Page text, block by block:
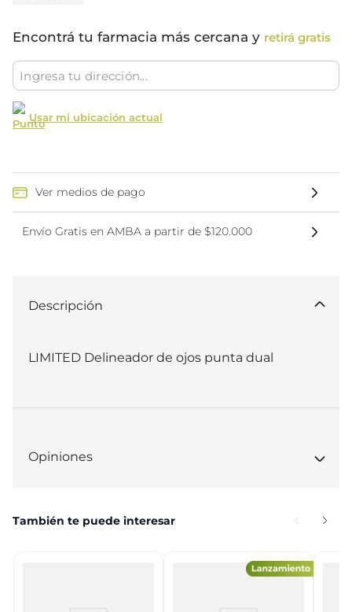
Encontrá tu farmacia más cercana y retirá gratis
Usar mi ubicación actual
Ver medios de pago
Envío Gratis en AMBA a partir de $120.000
Descripción
LIMITED Delineador de ojos punta dual
Opiniones
También te puede interesar